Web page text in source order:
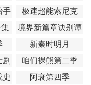
物皆透,我即无敌
手
极速超能索尼克
集
境界新篇章诀别谭
篇
新秦时明月
剧
咱们裸熊第二季
史
阿衰第四季